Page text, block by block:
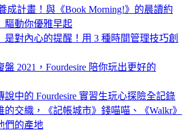
成計畫！與《Book Morning!》的晨讀約
驅動你優雅早起
是對內心的提醒！用 3 種時間管理技巧創
盤 2021，Fourdesire 陪你玩出更好的
說中的 Fourdesire 實習生玩心探險全記錄
的交織，《記帳城市》錢喵喵、《Walkr》
們的產地